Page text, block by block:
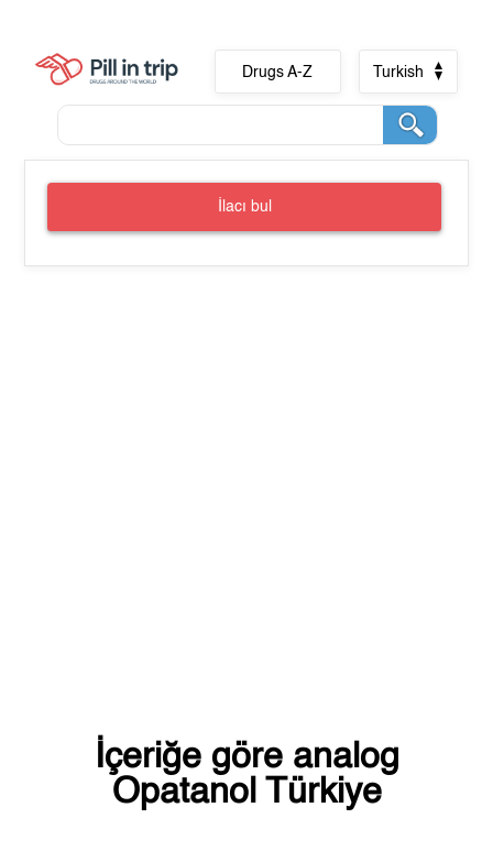
Drugs A-Z Turkish
İlacı bul
İçeriğe göre analog
Opatanol Türkiye